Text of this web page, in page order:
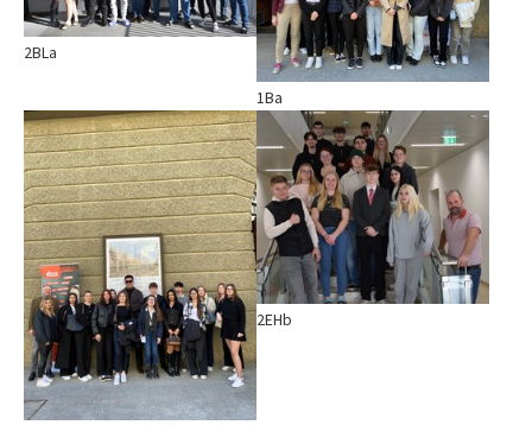
2BLa
1Ba
Show larger version Show larger version
2EHb